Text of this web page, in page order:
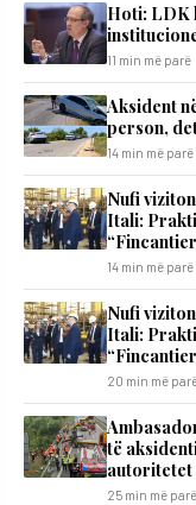
Hoti: LDK
11 min më parë
Aksident
person,
14 min më parë
Nufi
Itali:
14 min më parë
Nufi
Itali:
20 min më
të
autoritetet
25 min më parë